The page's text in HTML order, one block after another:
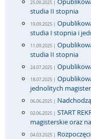
25.09.2025 |
studia II stopnia
19.09.2025 |
studia I stopnia i
11.09.2025 |
studia II stopnia
24.07.2025 |
18.07.2025 |
jednolitych
06.06.2025 |
02.06.2025 | START
magisterskie oraz
04.03.2025 |